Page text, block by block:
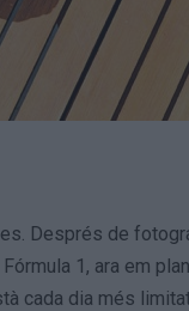
Després de
1, ara em
cada dia més